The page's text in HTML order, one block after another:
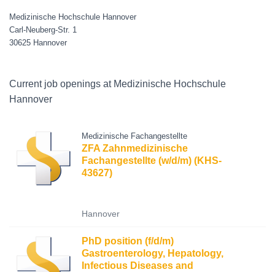
Medizinische Hochschule Hannover
Carl-Neuberg-Str. 1
30625 Hannover
Current job openings at Medizinische Hochschule
Hannover
Medizinische Fachangestellte
ZFA Zahnmedizinische
Fachangestellte (w/d/m) (KHS-
43627)
Hannover
PhD position (f/d/m)
Gastroenterology, Hepatology,
Infectious Diseases and